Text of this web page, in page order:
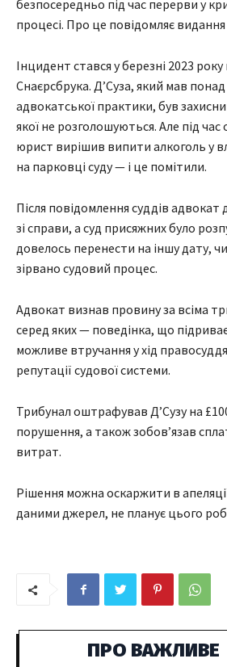
безпосередньо під час перерви у
процесі. Про це повідомляє
Інцидент стався у березні 2023
Снаєрсбрука. Д’Суза, який мав понад
адвокатської практики, був
якої не розголошуються. Але під час
юрист вирішив випити алкоголь у
на парковці суду — і це помітили.
Після повідомлення суддів
зі справи, а суд присяжних було
довелось перенести на іншу дату,
зірвано судовий процес.
Адвокат визнав провину за всіма
серед яких — поведінка, що
можливе втручання у хід
репутації судової системи.
Трибунал оштрафував Д’Сузу на
порушення, а також зобов’язав
витрат.
Рішення можна оскаржити в
даними джерел, не планує цього
ПРО ВАЖЛИВЕ